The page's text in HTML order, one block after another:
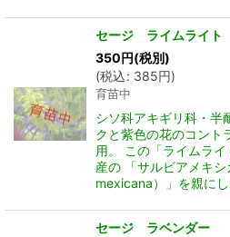
セージ ライムライト
350円(税別)
(税込: 385円)
育苗中
シソ科アキギリ科・半
クと紫色の花のコント
用。 この「ライムラ
産の 「サルビアメキ
mexicana）」を親に
セージ ラベンダー